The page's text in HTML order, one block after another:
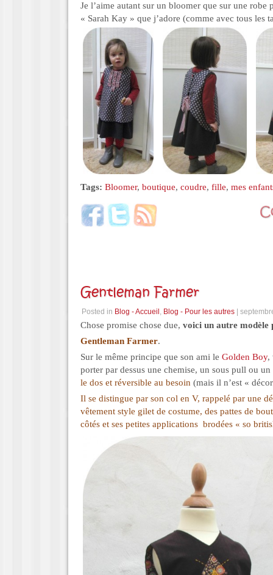
Je l’aime autant sur un bloomer que sur une robe
« Sarah Kay » que j’adore (comme avec tous les
Tags: Bloomer, boutique, coudre, fille, mes
Gentleman Farmer
Posted in Blog - Accueil , Blog - Pour les autres |
Chose promise chose due, voici un autre modèle
Gentleman Farmer.
Sur le même principe que son ami le Golden Boy,
porter par dessus une chemise, un sous pull ou
le dos et réversible au besoin (mais il n’est «
Il se distingue par son col en V, rappelé par une
vêtement style gilet de costume, des pattes de
côtés et ses petites applications brodées « so